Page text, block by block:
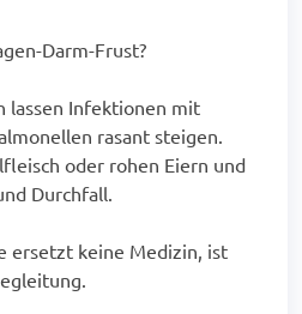
Darm-Frust?
lassen Infektionen mit
rasant steigen.
oder rohen Eiern und
Durchfall.
ersetzt keine Medizin, ist